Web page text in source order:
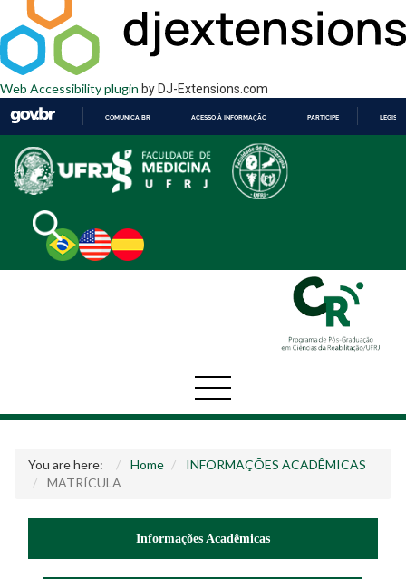
Web Accessibility plugin by DJ-Extensions.com
PARA
O
CONTEÚDO
COMUNICA BR ACESSO À INFORMAÇÃO PARTICIPE
You are here: Home
INFORMAÇÕES ACADÊMICAS
MATRÍCULA
Informações Acadêmicas